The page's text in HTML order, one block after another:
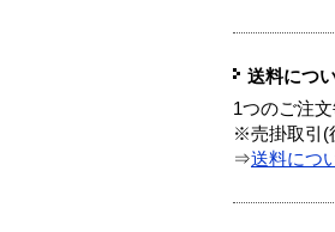
送料につ
1つのご注文
※売掛取引(
⇒送料につ